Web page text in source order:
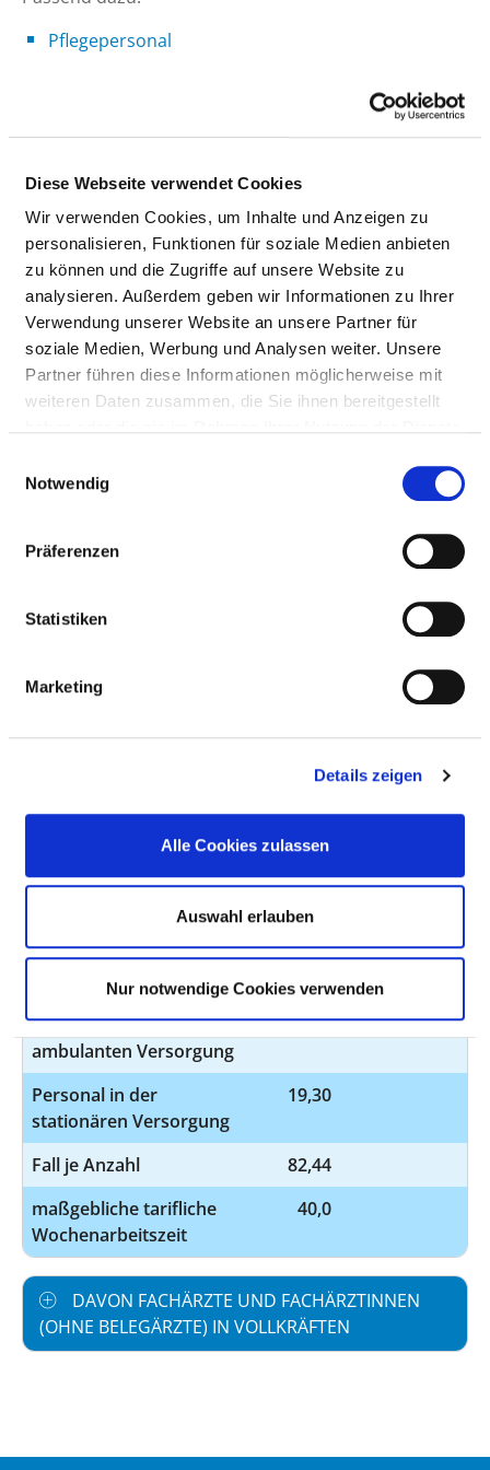
Diese Webseite verwendet Cookies
Wir verwenden Cookies, um Inhalte und Anzeigen zu
personalisieren, Funktionen für soziale Medien anbieten
zu können und die Zugriffe auf unsere Website zu
analysieren. Außerdem geben wir Informationen zu Ihrer
Verwendung unserer Website an unsere Partner für
soziale Medien, Werbung und Analysen weiter. Unsere
Partner führen diese Informationen möglicherweise mit
weiteren Daten zusammen, die Sie ihnen bereitgestellt
Notwendig
Präferenzen
Statistiken
Marketing
Details zeigen
Alle Cookies zulassen
Auswahl erlauben
Nur notwendige Cookies verwenden
Pflegepersonal
Ärztinnen und Ärzten. Mitarbeitende, die nicht
eindeutig einer Fachabteilung zugeordnet werden
können, werden übergreifend für das Krankenhaus
erfasst.
LEITENDER ARZT/LEITENDE ÄRZTIN
gro.rhewsednub@rotkeriDrehcsinilKVIXkinilKgr
Anzahl (gesamt)
24,75
Personal mit direktem
Beschäftigungsverhältnis
24,43
Personal ohne direktes
Beschäftigungsverhältnis
0,32
Personal in der
ambulanten Versorgung
5,45
Personal in der
stationären Versorgung
19,30
Fall je Anzahl
82,44
maßgebliche tarifliche
Wochenarbeitszeit
40,0
DAVON FACHÄRZTE UND FACHÄRZTINNEN
(OHNE BELEGÄRZTE) IN VOLLKRÄFTEN